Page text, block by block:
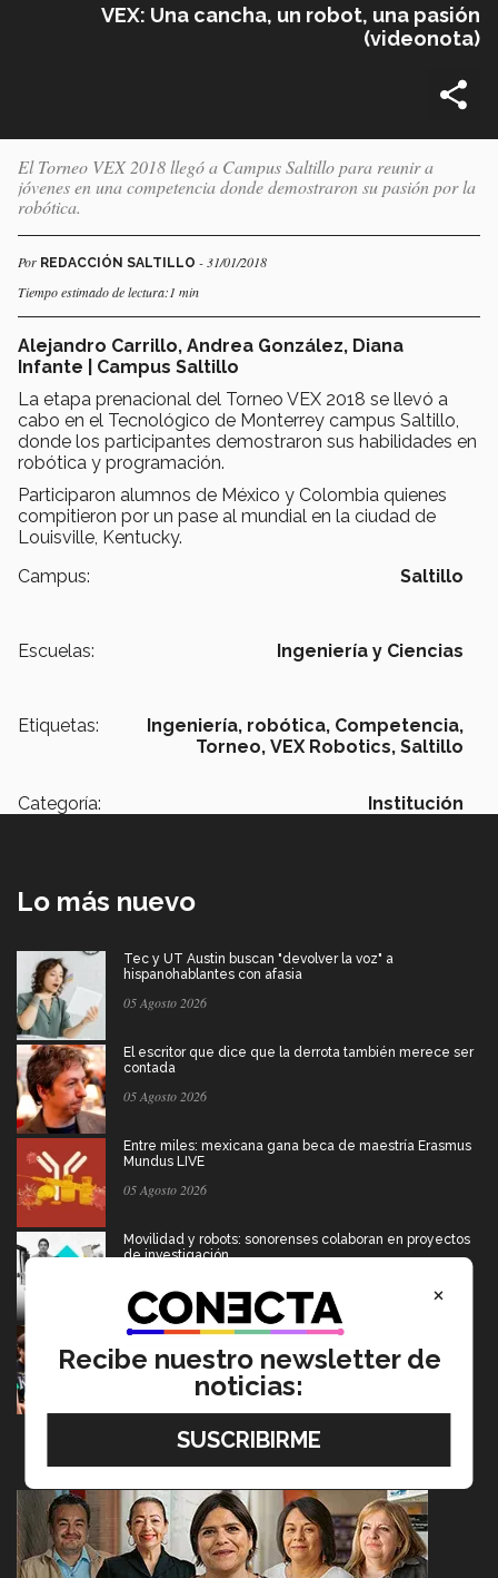
VEX: Una cancha, un robot, una pasión
(videonota)
El Torneo VEX 2018 llegó a Campus Saltillo para reunir a
jóvenes en una competencia donde demostraron su pasión por la
robótica.
Por REDACCIÓN SALTILLO - 31/01/2018
Tiempo estimado de lectura:1 min
Alejandro Carrillo, Andrea González, Diana
Infante | Campus Saltillo
La etapa prenacional del Torneo VEX 2018 se llevó a
cabo en el Tecnológico de Monterrey campus Saltillo,
donde los participantes demostraron sus habilidades en
robótica y programación.
Participaron alumnos de México y Colombia quienes
compitieron por un pase al mundial en la ciudad de
Louisville, Kentucky.
Campus:
Saltillo
Escuelas: Ingeniería y Ciencias
Etiquetas: Ingeniería, robótica, Competencia,
Torneo, VEX Robotics, Saltillo
Categoría: Institución
Lo más nuevo
Tec y UT Austin buscan "devolver la voz" a
hispanohablantes con afasia
05 Agosto 2026
El escritor que dice que la derrota también merece ser
contada
05 Agosto 2026
Entre miles: mexicana gana beca de maestría Erasmus
Mundus LIVE
05 Agosto 2026
Movilidad y robots: sonorenses colaboran en proyectos
de investigación
Estudiantes de 5 campus Tec impulsan proyectos en la
Sierra Tarahumara
×
Recibe nuestro newsletter de
noticias: